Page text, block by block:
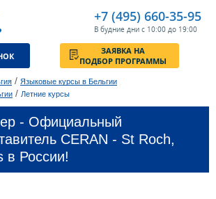
+7 (495) 660-35-95
В будние дни с 10:00 до 19:00
ЗАЯВКА НА
ПОДБОР ПРОГРАММЫ
/ Языковые курсы в Бельгии
/ Летние курсы
- Официальный
CERAN - St Roch,
в России!